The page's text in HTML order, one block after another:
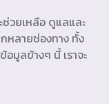
วยเหลือ ดูแลและ
หลายช่องทาง ทั้ง
มูลข้างๆ นี้ เราจะ